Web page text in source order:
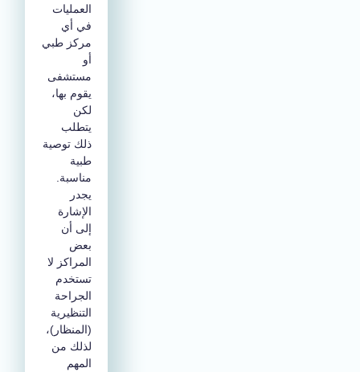
العمليات
في أي
مركز طبي
مستشفى
يقوم بها،
يتطلب
ذلك توصية
مناسبة.
الإشارة
إلى أن
المراكز لا
تستخدم
الجراحة
التنظيرية
(المنظار)،
لذلك من
المهم